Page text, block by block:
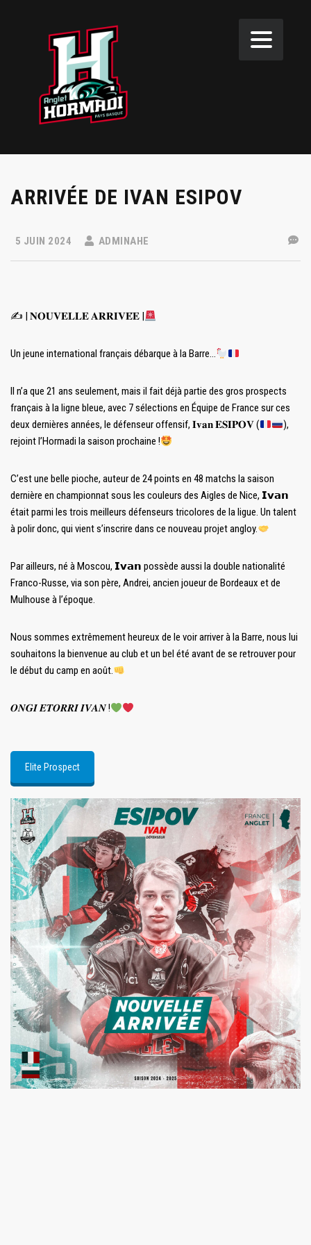
ARRIVÉE DE IVAN ESIPOV
5 JUIN 2024 ADMINAHE
✍️ | 𝐍𝐎𝐔𝐕𝐄𝐋𝐋𝐄 𝐀𝐑𝐑𝐈𝐕𝐄́𝐄 |
Un jeune international français débarque à la Barre…
Il n’a que 21 ans seulement, mais il fait déjà partie des gros prospects
français à la ligne bleue, avec 7 sélections en Équipe de France sur ces
deux dernières années, le défenseur offensif, 𝐈𝐯𝐚𝐧 𝐄𝐒𝐈𝐏𝐎𝐕 (
),
rejoint l’Hormadi la saison prochaine !
C’est une belle pioche, auteur de 24 points en 48 matchs la saison
dernière en championnat sous les couleurs des Aigles de Nice, 𝗜𝘃𝗮𝗻
était parmi les trois meilleurs défenseurs tricolores de la ligue. Un talent
à polir donc, qui vient s’inscrire dans ce nouveau projet angloy.
Par ailleurs, né à Moscou, 𝗜𝘃𝗮𝗻 possède aussi la double nationalité
Franco-Russe, via son père, Andrei, ancien joueur de Bordeaux et de
Mulhouse à l’époque.
Nous sommes extrêmement heureux de le voir arriver à la Barre, nous lui
souhaitons la bienvenue au club et un bel été avant de se retrouver pour
le début du camp en août.
𝑶𝑵𝑮𝑰 𝑬𝑻𝑶𝑹𝑹𝑰 𝑰𝑽𝑨𝑵 !
Elite Prospect